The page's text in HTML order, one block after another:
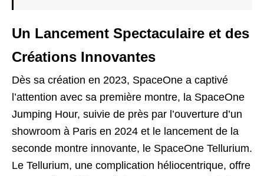
Un Lancement Spectaculaire et des
Créations Innovantes
Dès sa création en 2023, SpaceOne a captivé
l’attention avec sa première montre, la SpaceOne
Jumping Hour, suivie de près par l’ouverture d’un
showroom à Paris en 2024 et le lancement de la
seconde montre innovante, le SpaceOne Tellurium.
Le Tellurium, une complication héliocentrique, offre